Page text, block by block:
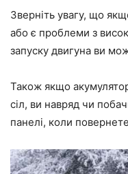
Зверніть увагу, що
або є проблеми з
запуску двигуна ви
Також якщо
сіл, ви навряд чи
панелі, коли